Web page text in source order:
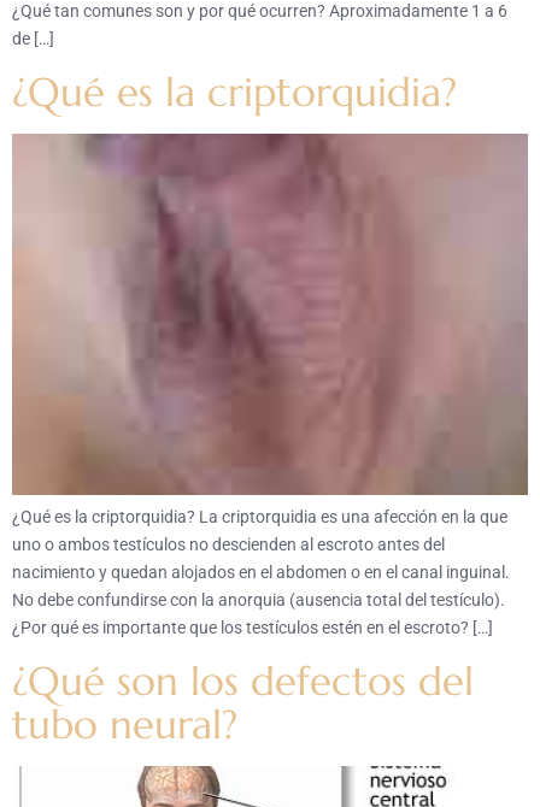
¿Qué tan comunes son y por qué ocurren? Aproximadamente 1 a 6
de […]
¿Qué es la criptorquidia?
¿Qué es la criptorquidia? La criptorquidia es una afección en la que
uno o ambos testículos no descienden al escroto antes del
nacimiento y quedan alojados en el abdomen o en el canal inguinal.
No debe confundirse con la anorquia (ausencia total del testículo).
¿Por qué es importante que los testículos estén en el escroto? […]
¿Qué son los defectos del
tubo neural?